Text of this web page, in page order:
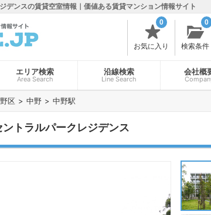
デンスの賃貸空室情報｜価値ある賃貸マンション情報サイト
お気に入り
0
検索条件
0
エリア検索
Area Search
沿線検索
Line Search
会社概
区 中野 中野駅
ントラルパークレジデンス